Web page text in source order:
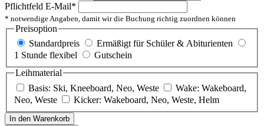
Pflichtfeld E-Mail*
* notwendige Angaben, damit wir die Buchung richtig zuordnen können
Preisoption
Standardpreis
Ermäßigt für Schüler & Abiturienten
1 Stunde flexibel
Gutschein
Leihmaterial
Basis: Ski, Kneeboard, Neo, Weste
Wake: Wakeboard,
Neo, Weste
Kicker: Wakeboard, Neo, Weste, Helm